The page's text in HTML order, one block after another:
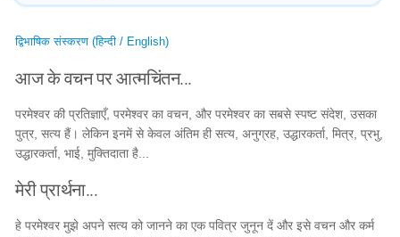
द्विभाषिक संस्करण (हिन्दी / English)
आज के वचन पर आत्मचिंतन...
परमेश्वर की प्रतिज्ञाएँ, परमेश्वर का वचन, और परमेश्वर का सबसे स्पष्ट संदेश, उसका
पुत्र, सत्य हैं। लेकिन इनमें से केवल अंतिम ही सत्य, अनुग्रह, उद्धारकर्ता, मित्र, प्रभु,
उद्धारकर्ता, भाई, मुक्तिदाता है...
मेरी प्रार्थना...
हे परमेश्वर मुझे अपने सत्य को जानने का एक पवित्र जुनून दें और इसे वचन और कर्म